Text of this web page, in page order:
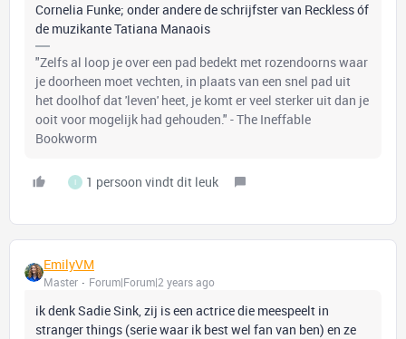
Cornelia Funke; onder andere de schrijfster van Reckless óf
de muzikante Tatiana Manaois
"Zelfs al loop je over een pad bedekt met rozendoorns waar
je doorheen moet vechten, in plaats van een snel pad uit
het doolhof dat 'leven' heet, je komt er veel sterker uit dan je
ooit voor mogelijk had gehouden." - The Ineffable
Bookworm
I 1 persoon vindt dit leuk
EmilyVM
Master Forum|Forum|2 years ago
ik denk Sadie Sink, zij is een actrice die meespeelt in
stranger things (serie waar ik best wel fan van ben) en ze